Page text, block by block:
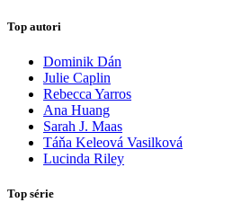
Top autori
Dominik Dán
Julie Caplin
Rebecca Yarros
Ana Huang
Sarah J. Maas
Táňa Keleová Vasilková
Lucinda Riley
Top série